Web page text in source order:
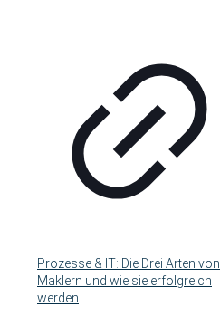
Prozesse & IT: Die Drei Arten von
Maklern und wie sie erfolgreich
werden